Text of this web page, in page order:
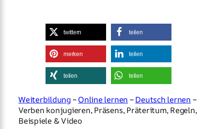
twittern teilen
merken teilen
teilen teilen
Weiterbildung–Online lernen –Deutsch lernen –
Verben konjugieren, Präsens, Präteritum, Regeln,
Beispiele & Video